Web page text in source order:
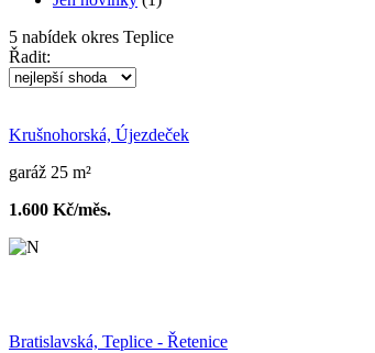
5 nabídek okres Teplice
Řadit:
Krušnohorská, Újezdeček
garáž 25 m²
1.600 Kč/měs.
Bratislavská, Teplice - Řetenice